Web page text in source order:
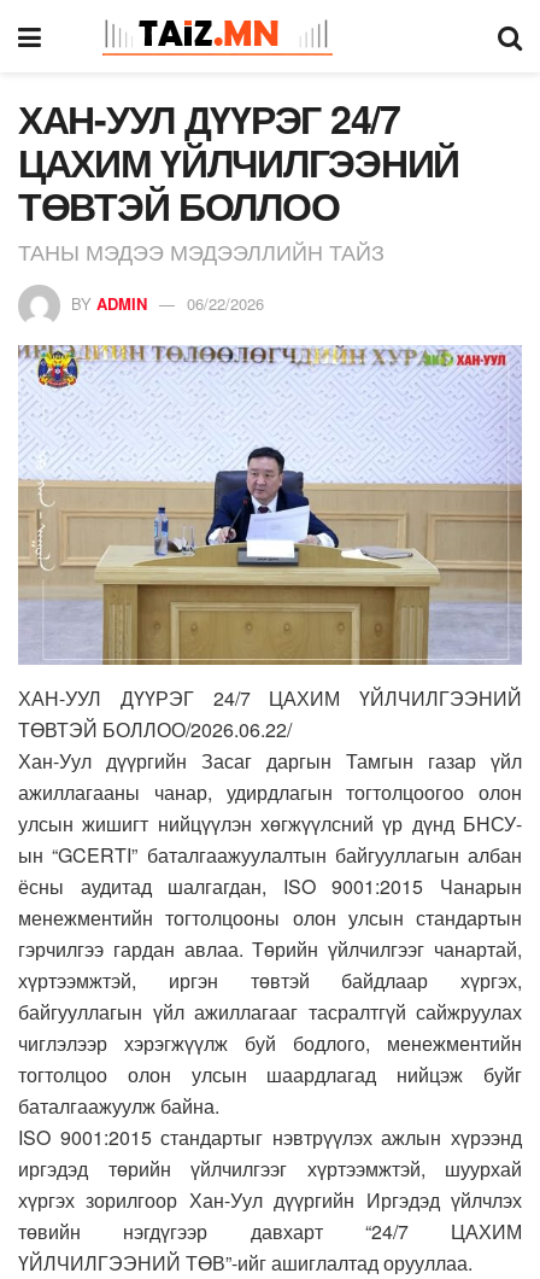
ХАН-УУЛ ДҮҮРЭГ 24/7
ЦАХИМ ҮЙЛЧИЛГЭЭНИЙ
ТӨВТЭЙ БОЛЛОО
ТАНЫ МЭДЭЭ МЭДЭЭЛЛИЙН ТАЙЗ
BY ADMIN 06/22/2026
ХАН-УУЛ ДҮҮРЭГ 24/7 ЦАХИМ ҮЙЛЧИЛГЭЭНИЙ
ТӨВТЭЙ БОЛЛОО/2026.06.22/
Хан-Уул дүүргийн Засаг даргын Тамгын газар үйл
ажиллагааны чанар, удирдлагын тогтолцоогоо олон
улсын жишигт нийцүүлэн хөгжүүлсний үр дүнд БНСУ-
ын “GCERTI” баталгаажуулалтын байгууллагын албан
ёсны аудитад шалгагдан, ISO 9001:2015 Чанарын
менежментийн тогтолцооны олон улсын стандартын
гэрчилгээ гардан авлаа. Төрийн үйлчилгээг чанартай,
хүртээмжтэй, иргэн төвтэй байдлаар хүргэх,
байгууллагын үйл ажиллагааг тасралтгүй сайжруулах
чиглэлээр хэрэгжүүлж буй бодлого, менежментийн
тогтолцоо олон улсын шаардлагад нийцэж буйг
баталгаажуулж байна.
ISO 9001:2015 стандартыг нэвтрүүлэх ажлын хүрээнд
иргэдэд төрийн үйлчилгээг хүртээмжтэй, шуурхай
хүргэх зорилгоор Хан-Уул дүүргийн Иргэдэд үйлчлэх
төвийн нэгдүгээр давхарт “24/7 ЦАХИМ
ҮЙЛЧИЛГЭЭНИЙ ТӨВ”-ийг ашиглалтад орууллаа.